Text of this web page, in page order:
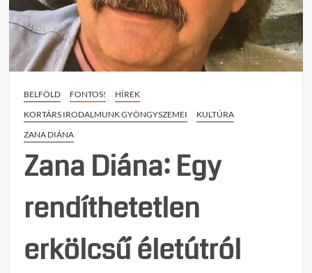
BELFÖLD FONTOS!
HÍREK
KORTÁRS IRODALMUNK GYÖNGYSZEMEI
KULTÚRA
ZANA DIÁNA
Zana Diána: Egy
rendíthetetlen
erkölcsű életútról